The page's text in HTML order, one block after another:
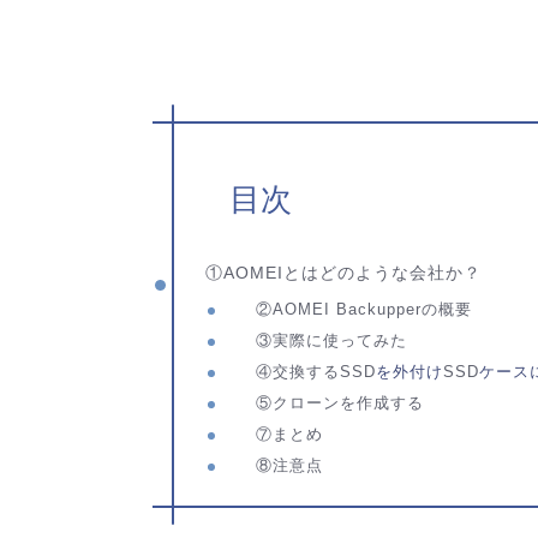
目次
①AOMEIとはどのような会社か？
②AOMEI Backupperの概要
③実際に使ってみた
④交換するSSDを外付けSSDケース
⑤クローンを作成する
⑦まとめ
⑧注意点